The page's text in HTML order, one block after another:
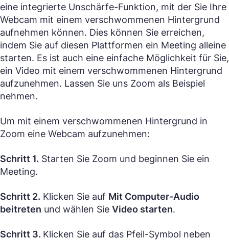
eine integrierte Unschärfe-Funktion, mit der Sie Ihre
Webcam mit einem verschwommenen Hintergrund
aufnehmen können. Dies können Sie erreichen,
indem Sie auf diesen Plattformen ein Meeting alleine
starten. Es ist auch eine einfache Möglichkeit für Sie,
ein Video mit einem verschwommenen Hintergrund
aufzunehmen. Lassen Sie uns Zoom als Beispiel
nehmen.
Um mit einem verschwommenen Hintergrund in
Zoom eine Webcam aufzunehmen:
Schritt 1. Starten Sie Zoom und beginnen Sie ein
Meeting.
Schritt 2. Klicken Sie auf Mit Computer-Audio
beitreten und wählen Sie Video starten.
Schritt 3. Klicken Sie auf das Pfeil-Symbol neben